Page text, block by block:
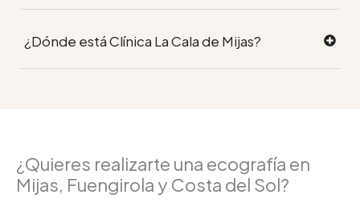
¿Dónde está Clínica La Cala de Mijas?
¿Quieres realizarte una ecografía en
Mijas, Fuengirola y Costa del Sol?